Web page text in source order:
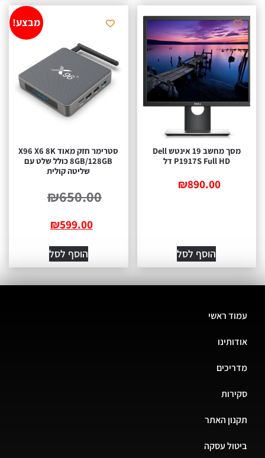
מסך מחשב ‏19 ‏אינטש Dell
P1917S Full HD דל
₪890.00
הוסף לסל
מבצע!
סטרימר חזק מאוד X96 X6 8K
8GB/128GB כולל שלט עם
שליטה קולית
₪650.00
₪599.00
הוסף לסל
עמוד ראשי
אודותינו
מדריכים
סקירות
תקנון האתר
ביטול עסקה